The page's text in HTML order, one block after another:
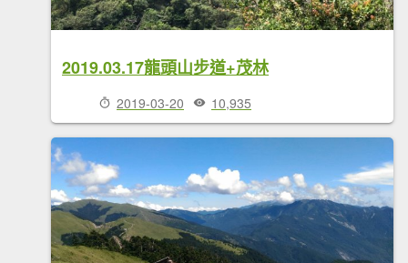
2019.03.17龍頭山步道+茂林
2019-03-20 10,935